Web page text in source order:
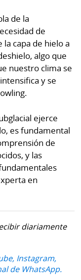
de la
de
capa de hielo a
algo que
nuestro clima se
y se
ejerce
es fundamental
de
y las
en
diariamente
Instagram,
de WhatsApp.